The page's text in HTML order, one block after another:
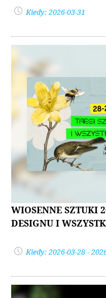
Kiedy: 2026-03-31
WIOSENNE SZTUKI
DESIGNU I
Kiedy: 2026-03-28 -